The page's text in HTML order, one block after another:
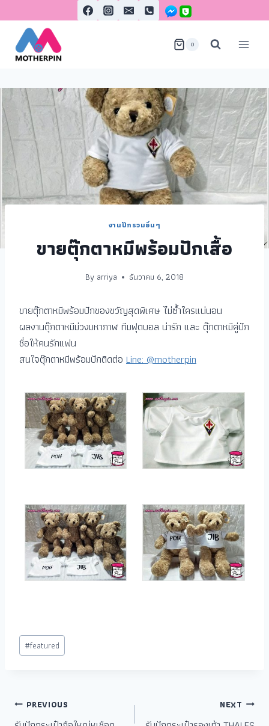
0
งานปักรวมอื่นๆ
ขายตุ๊กตาหมีพร้อมปักเสื้อ
By arriya ธันวาคม 6, 2018
ขายตุ๊กตาหมีพร้อมปักของขวัญสุดพิเศษ ไม่ซ้ำใครแน่นอน
ผลงานตุ๊กตาหมีม่วงมหากาฬ ทีมฟุตบอล น่ารัก และ ตุ๊กตาหมีคู่ปัก
ชื่อให้คนรักแฟน
สนใจตุ๊กตาหมีพร้อมปักติดต่อ Line: @motherpin
#featured
PREVIOUS NEXT